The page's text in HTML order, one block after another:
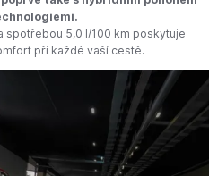
spotřebou 5,0 l/100 km poskytuje
při každé vaší cestě.